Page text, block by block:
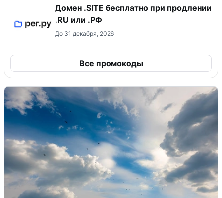
Домен .SITE бесплатно при продлении
.RU или .РФ
До 31 декабря, 2026
Все промокоды